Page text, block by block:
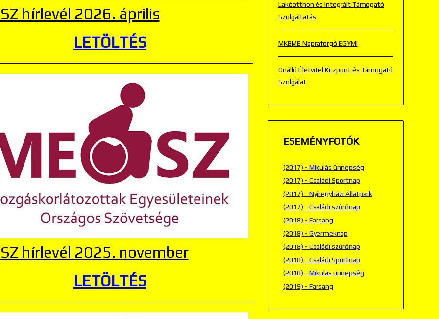
hírlevél 2026. április
LETÖLTÉS
hírlevél 2025. november
LETÖLTÉS
Lakóotthon és Integrált Támogató
Szolgáltatás
MKBME Napraforgó EGYMI
Önálló Életvitel Központ és Támogató
Szolgálat
ESEMÉNYFOTÓK
(2017) - Mikulás ünnepség
(2017) - Családi Sportnap
(2017) - Nyíregyházi Állatpark
(2017) - Családi szűrőnap
(2018) - Farsang
(2018) - Gyermeknap
(2018) - Családi szűrőnap
(2018) - Családi Sportnap
(2018) - Mikulás ünnepség
(2019) - Farsang